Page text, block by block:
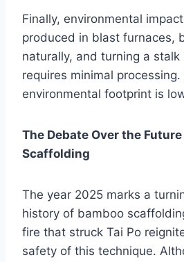
Finally, environmental
produced in blast furnaces,
naturally, and turning a
requires minimal
environmental footprint is
The Debate Over the
Scaffolding
The year 2025 marks a
history of bamboo
fire that struck Tai Po
safety of this technique.